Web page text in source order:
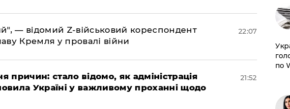
— відомий Z-військовий кореспондент
Кремля у провалі війни
22:07
причин: стало відомо, як адміністрація
Україні у важливому проханні щодо
21:52
по